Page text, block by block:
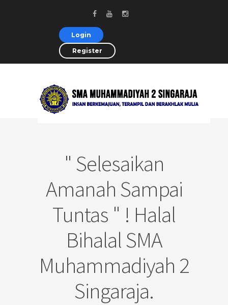
Login
Register
" Selesaikan
Amanah Sampai
Tuntas " ! Halal
Bihalal SMA
Muhammadiyah 2
Singaraja.